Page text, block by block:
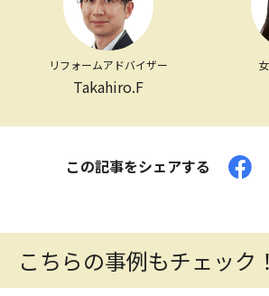
リフォームアドバイザー
Takahiro.F
この記事をシェアする
こちらの事例もチェック！